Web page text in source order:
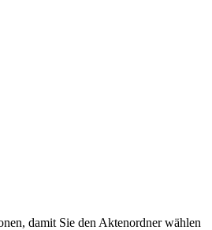
damit Sie den Aktenordner wählen